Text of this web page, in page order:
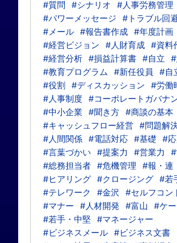
#質問
#シナリオ
#人事労務管理
#パワーメッセージ
#トラブル回
#メール #報告書作成 #年度計画
#経営ビジョン
#人財育成 #資料
#経営分析 #損益計算書 #自立
#教育プログラム
#新任役員
#自
#役割 #ディスカッション #労働
#人事制度 #コーポレートガバナ
#中小企業 #聞き方 #商談の基本
#キャッシュフロー経営 #問題解
#人間関係 #電話対応 #基礎
#
#言葉づかい #提案力 #営業力
#総務担当者 #危機管理
#報・連
#ヒアリング #クロージング #若
#テレワーク
#金沢
#セルフコン
#マナー
#人材開発 #富山
#ケ
#若手・中堅 #マネージャー
#ビジネスメール #ビジネス文書